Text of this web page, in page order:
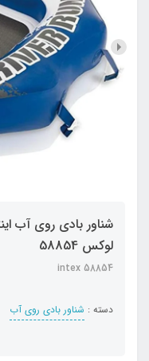
لوکس 58854
intex 58854
دسته : شناور بادی روی آب